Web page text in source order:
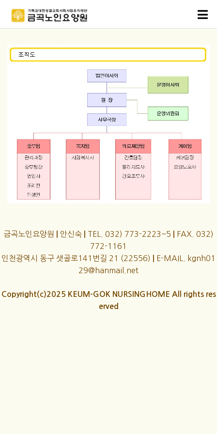
금곡노인요양원 안신숙 TEL. 032) 773-2223~5
FAX. 032)
772-1161
인천광역시 동구 샛골로141번길 21 (22556)
E-MAIL. kgnh01
29@hanmail.net
Copyright(c)2025 KEUM-GOK NURSINGHOME All rights res
erved